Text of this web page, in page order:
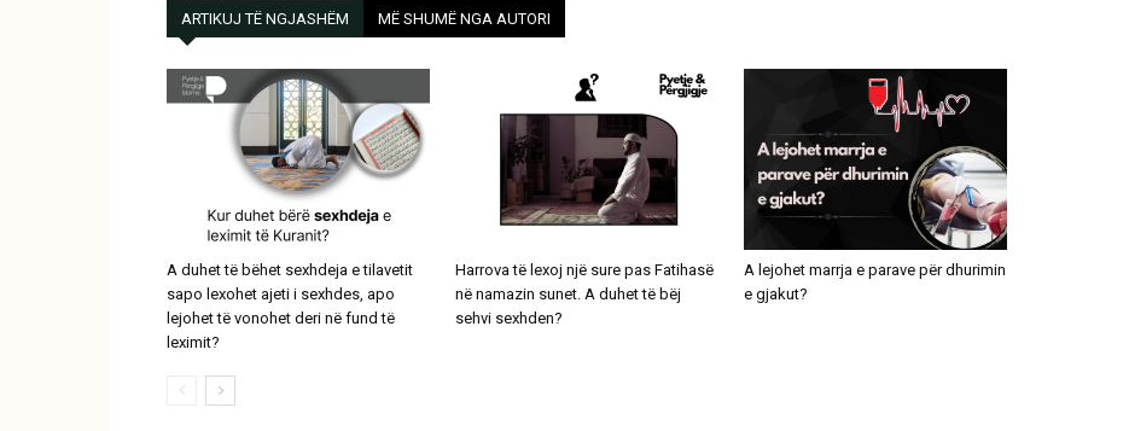
ARTIKUJ TË NGJASHËM MË SHUMË NGA AUTORI
A duhet të bëhet sexhdeja e tilavetit
sapo lexohet ajeti i sexhdes, apo
lejohet të vonohet deri në fund të
leximit?
Harrova të lexoj një sure pas Fatihasë
në namazin sunet. A duhet të bëj
sehvi sexhden?
A lejohet marrja e parave për dhurimin
e gjakut?